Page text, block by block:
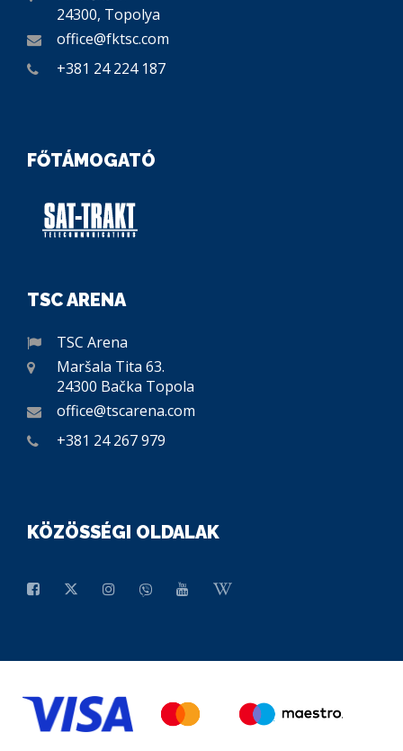
24300, Topolya
office@fktsc.com
+381 24 224 187
FŐTÁMOGATÓ
TSC ARENA
TSC Arena
Maršala Tita 63.
24300 Bačka Topola
office@tscarena.com
+381 24 267 979
KÖZÖSSÉGI OLDALAK